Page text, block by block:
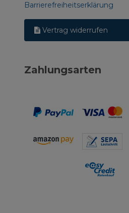
Barrierefreiheitserklärung
Vertrag widerrufen
Zahlungsarten